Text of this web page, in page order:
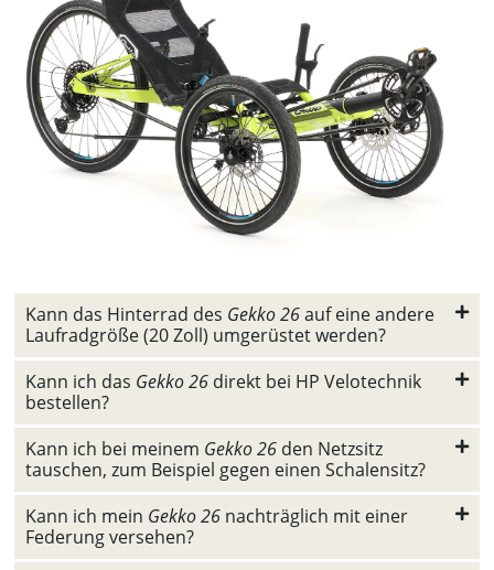
Kann das Hinterrad des Gekko 26auf eine andere
Laufradgröße (20 Zoll) umgerüstet werden?
Kann ich das Gekko 26 direkt bei HP Velotechnik
bestellen?
Kann ich bei meinem Gekko 26 den Netzsitz
tauschen, zum Beispiel gegen einen Schalensitz?
Kann ich mein Gekko 26 nachträglich mit einer
Federung versehen?